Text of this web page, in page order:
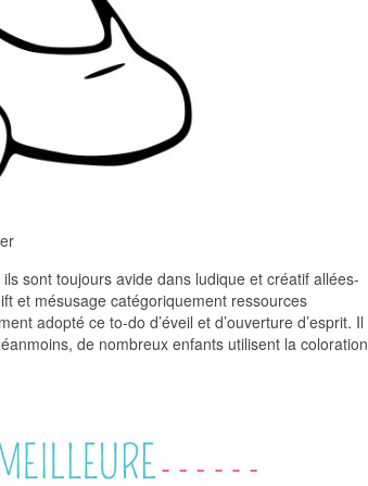
sont toujours avide dans ludique et créatif allées-
et mésusage catégoriquement ressources
adopté ce to-do d’éveil et d’ouverture d’esprit. Il
de nombreux enfants utilisent la coloration